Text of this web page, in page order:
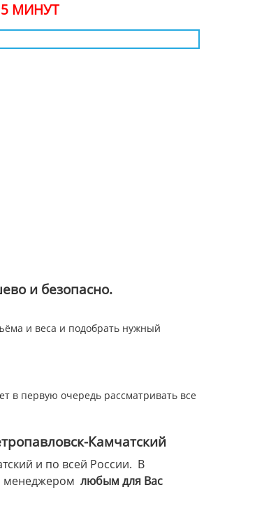
МИНУТ
и безопасно.
и веса и подобрать нужный
в первую очередь рассматривать все
Камчатский
и по всей России. В
менеджером любым для Вас